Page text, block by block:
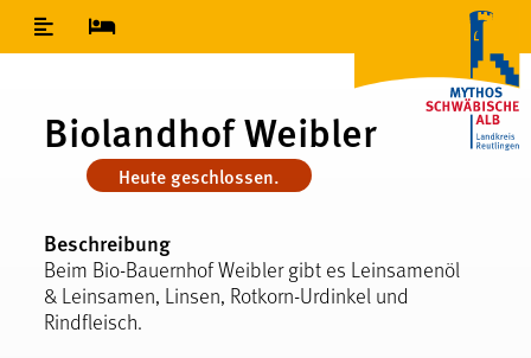
Inhaltsverzeichnis
Biolandhof Weibler
Heute geschlossen.
Beschreibung
Beim Bio-Bauernhof Weibler gibt es Leinsamenöl
& Leinsamen, Linsen, Rotkorn-Urdinkel und
Rindfleisch.